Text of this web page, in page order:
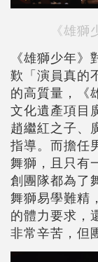
《雄
《雄獅少年
歎「演員真的
的高質量，《
文化遺產項目
趙繼紅之子、
指導。而擔任
舞獅，且只有
創團隊都為了
舞獅易學難精
的體力要求，
非常辛苦，但